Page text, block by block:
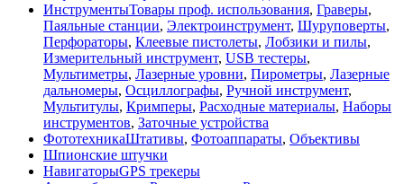
ИнструментыТовары проф. использования, Граверы,
Паяльные станции, Электроинструмент, Шуруповерты,
Перфораторы, Клеевые пистолеты, Лобзики и пилы,
Измерительный инструмент, USB тестеры,
Мультиметры, Лазерные уровни, Пирометры, Лазерные
дальномеры, Осциллографы, Ручной инструмент,
Мультитулы, Кримперы, Расходные материалы, Наборы
инструментов, Заточные устройства
ФототехникаШтативы, Фотоаппараты, Объективы
Шпионские штучки
НавигаторыGPS трекеры